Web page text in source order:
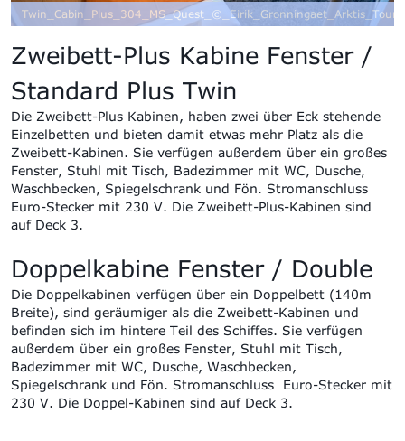
Zweibett-Plus Kabine Fenster /
Standard Plus Twin
Die Zweibett-Plus Kabinen, haben zwei über Eck stehende
Einzelbetten und bieten damit etwas mehr Platz als die
Zweibett-Kabinen. Sie verfügen außerdem über ein großes
Fenster, Stuhl mit Tisch, Badezimmer mit WC, Dusche,
Waschbecken, Spiegelschrank und Fön. Stromanschluss
Euro-Stecker mit 230 V. Die Zweibett-Plus-Kabinen sind
auf Deck 3.
Doppelkabine Fenster / Double
Die Doppelkabinen verfügen über ein Doppelbett (140m
Breite), sind geräumiger als die Zweibett-Kabinen und
befinden sich im hintere Teil des Schiffes. Sie verfügen
außerdem über ein großes Fenster, Stuhl mit Tisch,
Badezimmer mit WC, Dusche, Waschbecken,
Spiegelschrank und Fön. Stromanschluss Euro-Stecker mit
230 V. Die Doppel-Kabinen sind auf Deck 3.